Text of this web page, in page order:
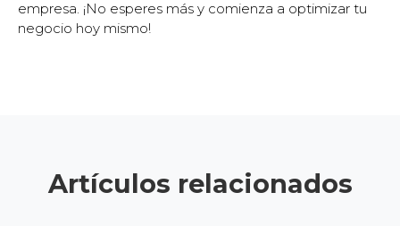
empresa. ¡No esperes más y comienza a optimizar tu
negocio hoy mismo!
Artículos relacionados